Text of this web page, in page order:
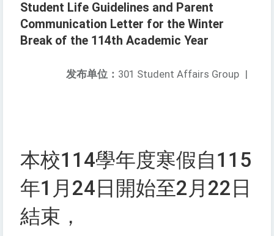
Student Life Guidelines and Parent
Communication Letter for the Winter
Break of the 114th Academic Year
发布单位： 301 Student Affairs Group |
本校114學年度寒假自115
年1月24日開始至2月22日
結束，